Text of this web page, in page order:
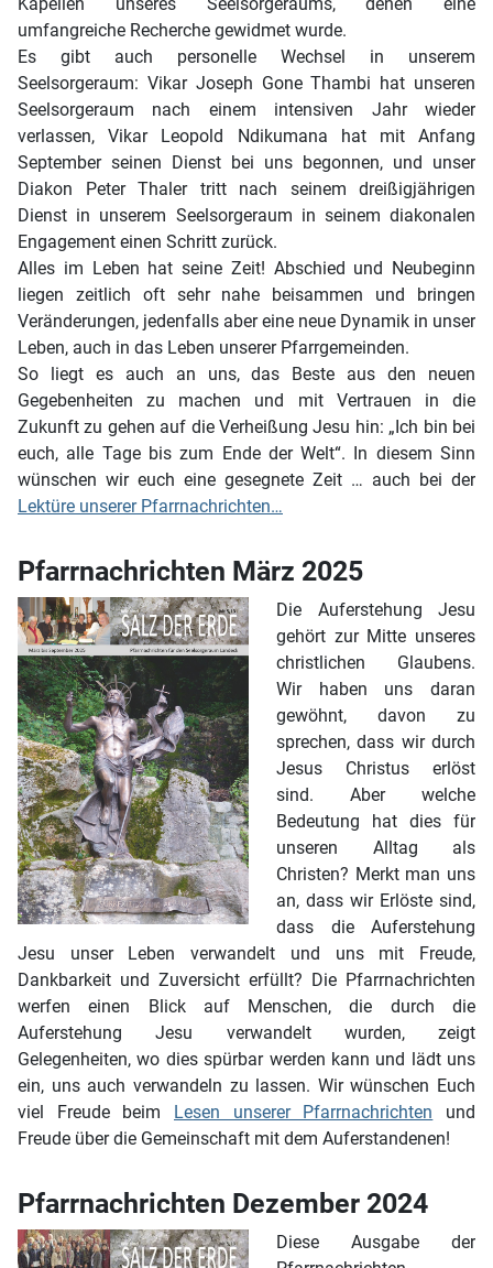
Kapellen unseres Seelsorgeraums, denen eine
umfangreiche Recherche gewidmet wurde.
Es gibt auch personelle Wechsel in unserem
Seelsorgeraum: Vikar Joseph Gone Thambi hat unseren
Seelsorgeraum nach einem intensiven Jahr wieder
verlassen, Vikar Leopold Ndikumana hat mit Anfang
September seinen Dienst bei uns begonnen, und unser
Diakon Peter Thaler tritt nach seinem dreißigjährigen
Dienst in unserem Seelsorgeraum in seinem diakonalen
Engagement einen Schritt zurück.
Alles im Leben hat seine Zeit! Abschied und Neubeginn
liegen zeitlich oft sehr nahe beisammen und bringen
Veränderungen, jedenfalls aber eine neue Dynamik in unser
Leben, auch in das Leben unserer Pfarrgemeinden.
So liegt es auch an uns, das Beste aus den neuen
Gegebenheiten zu machen und mit Vertrauen in die
Zukunft zu gehen auf die Verheißung Jesu hin: „Ich bin bei
euch, alle Tage bis zum Ende der Welt“. In diesem Sinn
wünschen wir euch eine gesegnete Zeit … auch bei der
Lektüre unserer Pfarrnachrichten…
Pfarrnachrichten März 2025
Die Auferstehung Jesu
gehört zur Mitte unseres
christlichen Glaubens.
Wir haben uns daran
gewöhnt, davon zu
sprechen, dass wir durch
Jesus Christus erlöst
sind. Aber welche
Bedeutung hat dies für
unseren Alltag als
Christen? Merkt man uns
an, dass wir Erlöste sind,
dass die Auferstehung
Jesu unser Leben verwandelt und uns mit Freude,
Dankbarkeit und Zuversicht erfüllt? Die Pfarrnachrichten
werfen einen Blick auf Menschen, die durch die
Auferstehung Jesu verwandelt wurden, zeigt
Gelegenheiten, wo dies spürbar werden kann und lädt uns
ein, uns auch verwandeln zu lassen. Wir wünschen Euch
viel Freude beim
Lesen unserer Pfarrnachrichten und
Freude über die Gemeinschaft mit dem Auferstandenen!
Pfarrnachrichten Dezember 2024
Diese Ausgabe der